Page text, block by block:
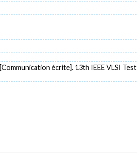
[Communication écrite]. 13th IEEE VLSI Test